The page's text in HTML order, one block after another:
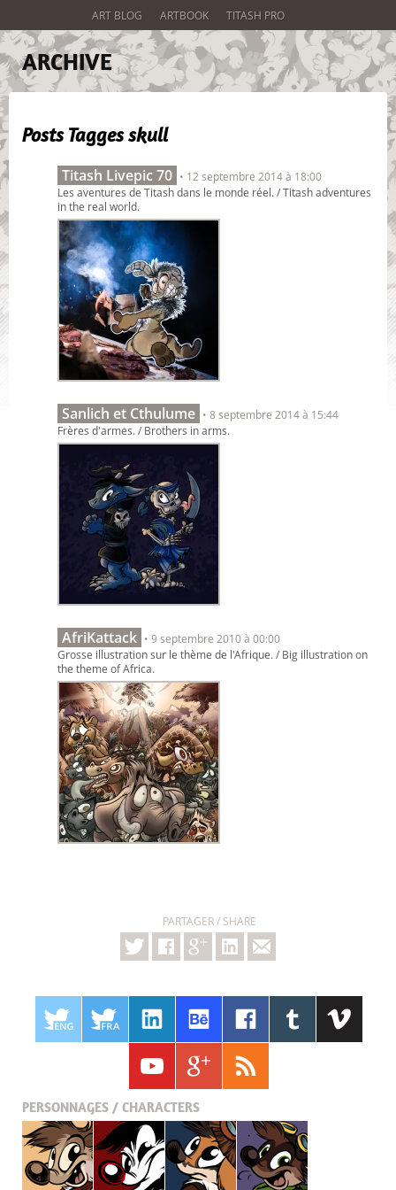
ART BLOG ARTBOOK TITASH PRO
ARCHIVE
Posts Taggesskull
Titash Livepic 70 • 12 septembre 2014 à 18:00
Les aventures de Titash dans le monde réel. / Titash adventures
in the real world.
Sanlich et Cthulume • 8 septembre 2014 à 15:44
Frères d'armes. / Brothers in arms.
AfriKattack • 9 septembre 2010 à 00:00
Grosse illustration sur le thème de l'Afrique. / Big illustration on
the theme of Africa.
PARTAGER / SHARE
PERSONNAGES / CHARACTERS
Titash Pistash Pucky Krabouille